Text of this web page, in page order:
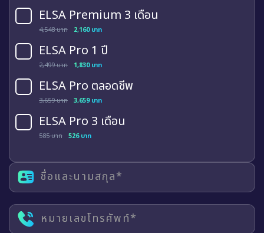
ELSA Premium 3 เดือน
4,548 บาท 2,160 บาท
ELSA Pro 1 ปี
2,499 บาท 1,830 บาท
ELSA Pro ตลอดชีพ
3,659 บาท 3,659 บาท
ELSA Pro 3 เดือน
585 บาท 526 บาท
ชื่อและนามสกุล*
หมายเลขโทรศัพท์*